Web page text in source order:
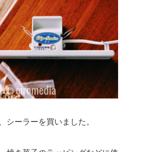
シーラーを買いました。